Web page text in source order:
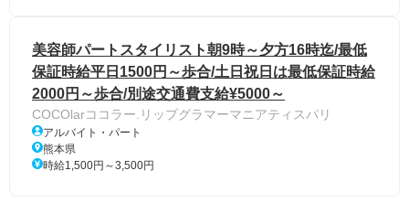
美容師パートスタイリスト朝9時～夕方16時迄/最低
保証時給平日1500円～歩合/土日祝日は最低保証時給
2000円～歩合/別途交通費支給¥5000～
COCOlarココラー.リップグラマーマニアティスパリ
アルバイト・パート
熊本県
時給1,500円～3,500円